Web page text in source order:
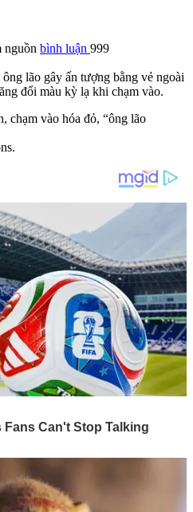
nguồn bình luận 999
lão gây ấn tượng bằng vẻ ngoài
đổi màu kỳ lạ khi chạm vào.